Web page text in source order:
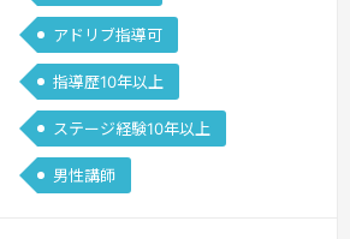
アドリブ指導可
指導歴10年以上
ステージ経験10年以上
男性講師